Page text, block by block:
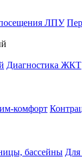
ЛПУ
Диагностика ЖКТ
комфорт
бассейны Для